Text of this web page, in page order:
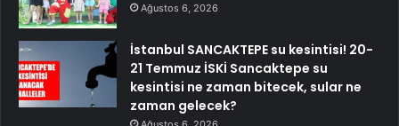
Ağustos 6, 2026
İstanbul SANCAKTEPE su kesintisi! 20-
21 Temmuz İSKİ Sancaktepe su
kesintisi ne zaman bitecek, sular ne
zaman gelecek?